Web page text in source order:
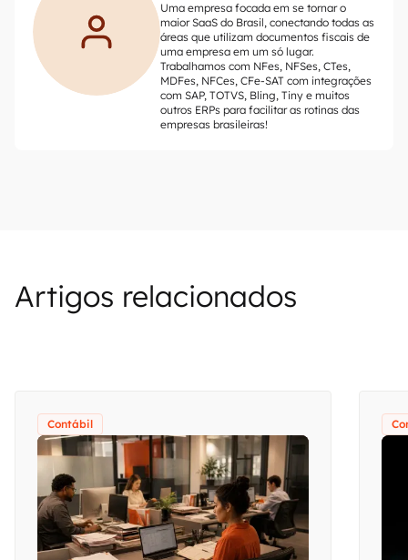
Uma empresa focada em se tornar o
maior SaaS do Brasil, conectando todas as
áreas que utilizam documentos fiscais de
uma empresa em um só lugar.
Trabalhamos com NFes, NFSes, CTes,
MDFes, NFCes, CFe-SAT com integrações
com SAP, TOTVS, Bling, Tiny e muitos
outros ERPs para facilitar as rotinas das
empresas brasileiras!
Artigos relacionados
Contábil